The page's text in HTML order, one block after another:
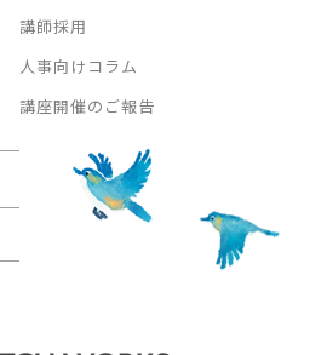
講師採用
人事向けコラム
講座開催のご報告